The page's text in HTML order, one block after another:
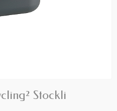
Stockli